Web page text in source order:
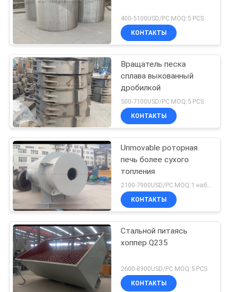
400-5100USD/PC MOQ:5 PCS
КОНТАКТЫ
Вращатель песка
сплава выкованный
дробилкой
500-7100USD/PC MOQ:5 PCS
КОНТАКТЫ
Unmovable роторная
печь более сухого
топления
2100-7900USD/PC MOQ:1 набор
КОНТАКТЫ
Стальной питаясь
хоппер Q235
2600-8900USD/PC MOQ:5 PCS
КОНТАКТЫ